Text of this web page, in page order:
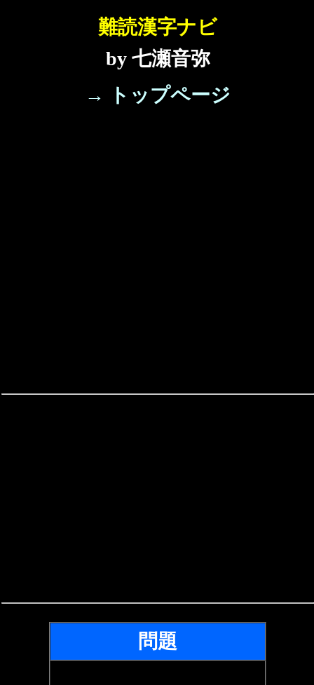
難読漢字ナビ
by 七瀬音弥
→ トップページ
問題